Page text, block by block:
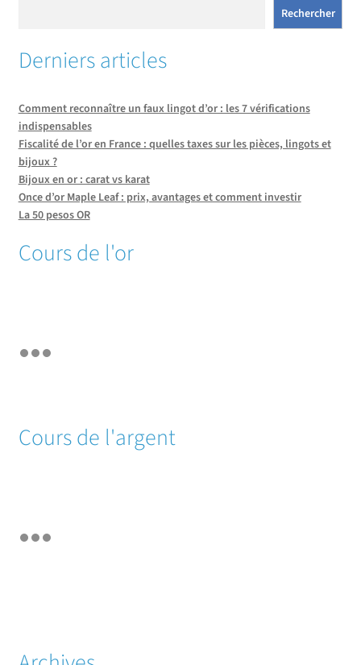
Rechercher
Derniers articles
Comment reconnaître un faux lingot d’or : les 7 vérifications
indispensables
Fiscalité de l’or en France : quelles taxes sur les pièces, lingots et
bijoux ?
Bijoux en or : carat vs karat
Once d’or Maple Leaf : prix, avantages et comment investir
La 50 pesos OR
Cours de l'or
Cours de l'argent